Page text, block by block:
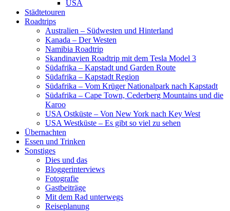
USA
Städtetouren
Roadtrips
Australien – Südwesten und Hinterland
Kanada – Der Westen
Namibia Roadtrip
Skandinavien Roadtrip mit dem Tesla Model 3
Südafrika – Kapstadt und Garden Route
Südafrika – Kapstadt Region
Südafrika – Vom Krüger Nationalpark nach Kapstadt
Südafrika – Cape Town, Cederberg Mountains und die
Karoo
USA Ostküste – Von New York nach Key West
USA Westküste – Es gibt so viel zu sehen
Übernachten
Essen und Trinken
Sonstiges
Dies und das
Bloggerinterviews
Fotografie
Gastbeiträge
Mit dem Rad unterwegs
Reiseplanung